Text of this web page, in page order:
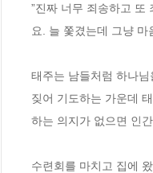
”진짜 너무 죄송하고 또
요. 늘 쫓겼는데 그냥
태주는 남들처럼 하나
짖어 기도하는 가운데
하는 의지가 없으면 인
수련회를 마치고 집에